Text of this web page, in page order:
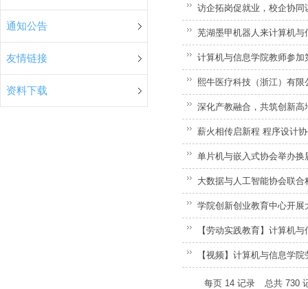
通知公告
友情链接
资料下载
访企拓岗促就业，校企协
芜湖墨甲机器人来计算机
计算机与信息学院教师参
熙牛医疗科技（浙江）有
深化产教融合，共筑创新
薪火相传启新程 程序设计
单片机与嵌入式协会举办换
大数据与人工智能协会联
学院创新创业教育中心开
【劳动实践教育】计算机
【视频】计算机与信息学
每页 14 记录 总共 730